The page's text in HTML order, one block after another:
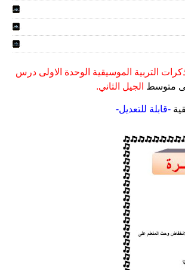
التربية الموسيقية الوحدة الاولى درس
متوسط الجيل الثاني.
-قابلة للتعديل-